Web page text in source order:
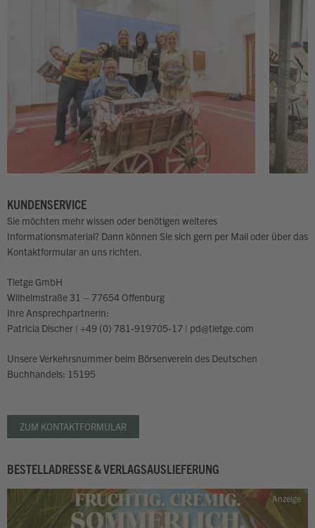
KUNDENSERVICE
Sie möchten mehr wissen oder benötigen weiteres
Informationsmaterial? Dann können Sie sich gern per Mail oder über das
Kontaktformular an uns richten.
Tietge GmbH
Wilhelmstraße 31 – 77654 Offenburg
Ihre Ansprechpartnerin:
Patricia Discher | +49 (0) 781-919705-17 | pd@tietge.com
Unsere Verkehrsnummer beim Börsenverein des Deutschen
Buchhandels: 15195
ZUM KONTAKTFORMULAR
BESTELLADRESSE & VERLAGSAUSLIEFERUNG
Anzeige